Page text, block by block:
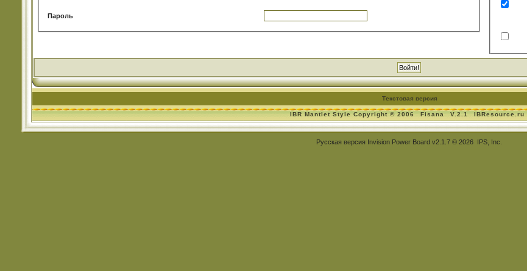
Пароль
Текстовая версия
IBR Mantlet Style Copyright © 2006 Fisana V.2.1 IBResource.ru
Русская версия Invision Power Board v2.1.7 © 2026 IPS, Inc.